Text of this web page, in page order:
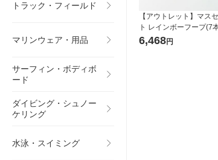
トラック・フィールド
マリンウェア・用品
サーフィン・ボディボ
ード
ダイビング・シュノー
ケリング
水泳・スイミング
【アウトレット】マス
ト レインボーフープ(7
60cm 71430 1組
6,468円